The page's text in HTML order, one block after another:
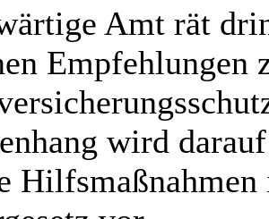
Amt rät
Empfehlungen
wird